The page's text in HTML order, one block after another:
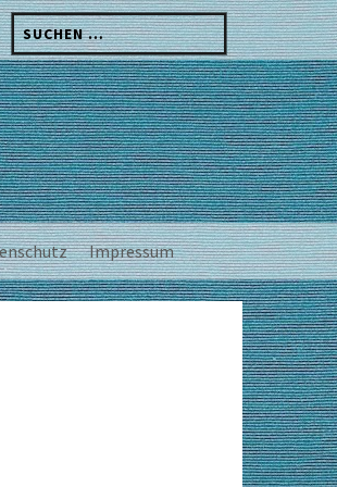
Suchen
nach:
Impressum